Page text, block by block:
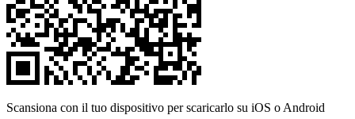
Scansiona con il tuo dispositivo per scaricarlo su iOS o Android